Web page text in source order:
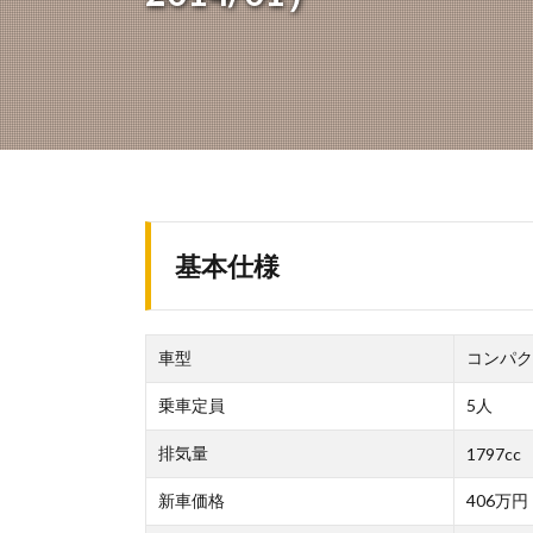
基本仕様
車型 コンパ
乗車定員 5人
排気量 1797cc
新車価格 406万円